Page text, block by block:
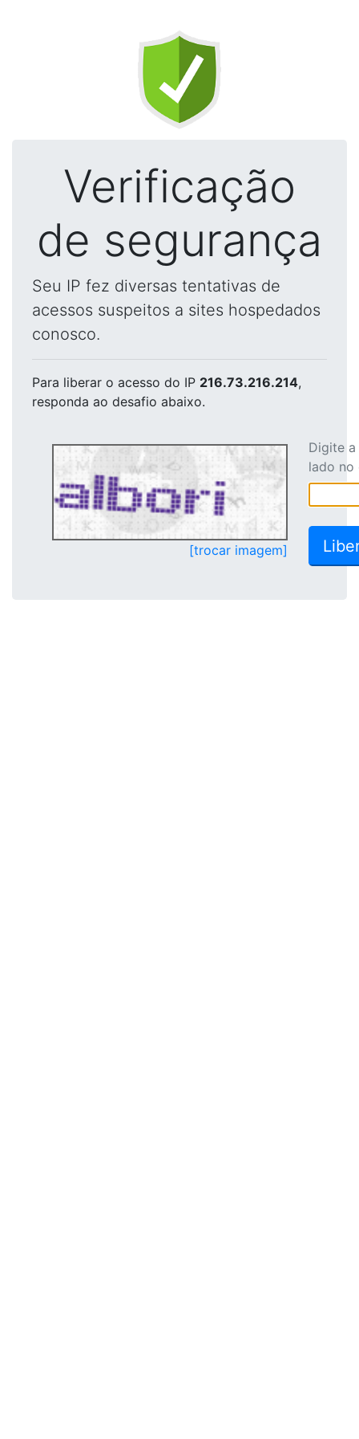
Verificação
de segurança
Seu IP fez diversas tentativas de
acessos suspeitos a sites hospedados
conosco.
Para liberar o acesso do IP 216.73.216.214,
responda ao desafio abaixo.
[trocar imagem]
Digite
lado no